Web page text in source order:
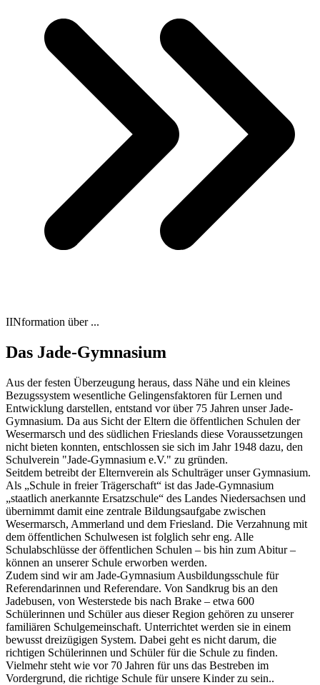
IINformation über ...
Das Jade-Gymnasium
Aus der festen Überzeugung heraus, dass Nähe und ein kleines
Bezugssystem wesentliche Gelingensfaktoren für Lernen und
Entwicklung darstellen, entstand vor über 75 Jahren unser Jade-
Gymnasium. Da aus Sicht der Eltern die öffentlichen Schulen der
Wesermarsch und des südlichen Frieslands diese Voraussetzungen
nicht bieten konnten, entschlossen sie sich im Jahr 1948 dazu, den
Schulverein "Jade-Gymnasium e.V." zu gründen.
Seitdem betreibt der Elternverein als Schulträger unser Gymnasium.
Als „Schule in freier Trägerschaft“ ist das Jade-Gymnasium
„staatlich anerkannte Ersatzschule“ des Landes Niedersachsen und
übernimmt damit eine zentrale Bildungsaufgabe zwischen
Wesermarsch, Ammerland und dem Friesland. Die Verzahnung mit
dem öffentlichen Schulwesen ist folglich sehr eng. Alle
Schulabschlüsse der öffentlichen Schulen – bis hin zum Abitur –
können an unserer Schule erworben werden.
Zudem sind wir am Jade-Gymnasium Ausbildungsschule für
Referendarinnen und Referendare. Von Sandkrug bis an den
Jadebusen, von Westerstede bis nach Brake – etwa 600
Schülerinnen und Schüler aus dieser Region gehören zu unserer
familiären Schulgemeinschaft. Unterrichtet werden sie in einem
bewusst dreizügigen System. Dabei geht es nicht darum, die
richtigen Schülerinnen und Schüler für die Schule zu finden.
Vielmehr steht wie vor 70 Jahren für uns das Bestreben im
Vordergrund, die richtige Schule für unsere Kinder zu sein..